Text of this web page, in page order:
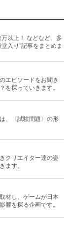
以上！ などなど。多
入り”記事をまとめま
エピソードをお聞き
を探っていきます。
、〈試験問題〉の形
クリエイター達の姿
ます。
材し、ゲームが日本
響を探る企画です。